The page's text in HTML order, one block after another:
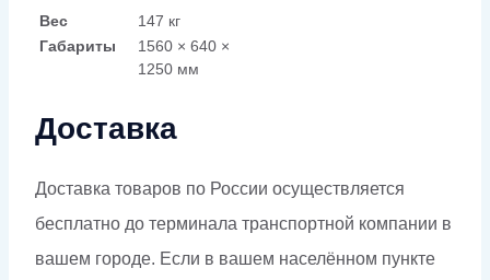
Вес
147 кг
Габариты
1560 × 640 ×
1250 мм
Доставка
Доставка товаров по России осуществляется
бесплатно до терминала транспортной компании в
вашем городе. Если в вашем населённом пункте